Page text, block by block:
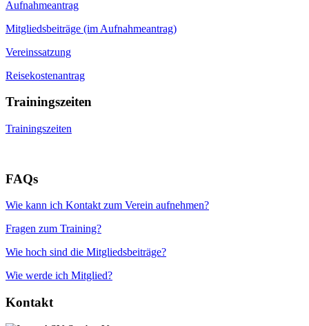
Aufnahmeantrag
Mitgliedsbeiträge (im Aufnahmeantrag)
Vereinssatzung
Reisekostenantrag
Trainingszeiten
Trainingszeiten
FAQs
Wie kann ich Kontakt zum Verein aufnehmen?
Fragen zum Training?
Wie hoch sind die Mitgliedsbeiträge?
Wie werde ich Mitglied?
Kontakt